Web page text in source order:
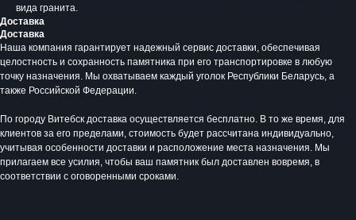
вида гранита.
Доставка
Доставка
Наша компания гарантирует надежный сервис доставки, обеспечивая
целостность и сохранность памятника при его транспортировке в любую
точку назначения. Мы охватываем каждый уголок Республики Беларусь, а
также Российской Федерации.
По городу Витебск доставка осуществляется бесплатно. В то же время, для
клиентов за его пределами, стоимость будет рассчитана индивидуально,
учитывая особенности доставки и расположение места назначения. Мы
прилагаем все усилия, чтобы ваш памятник был доставлен вовремя, в
соответствии с оговоренными сроками.
Время работы:
Вторник - Суббота:
Воскресенье: Выходной
Понедельник: Выходной
Производство мемориальной продукции
любой сложности без посредников